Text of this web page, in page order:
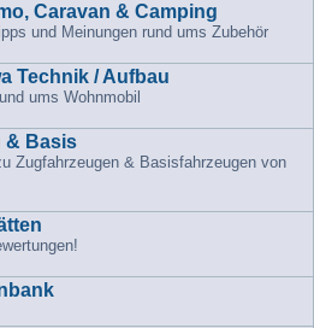
Caravan & Camping
und Meinungen rund ums Zubehör
Technik / Aufbau
ums Wohnmobil
& Basis
Zugfahrzeugen & Basisfahrzeugen von